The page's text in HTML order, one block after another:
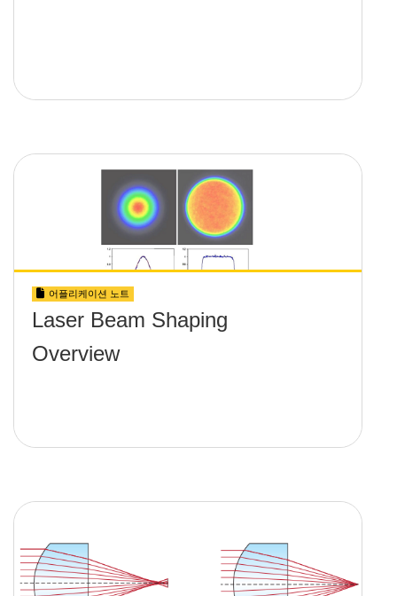
어플리케이션 노트
Laser Beam Shaping
Overview